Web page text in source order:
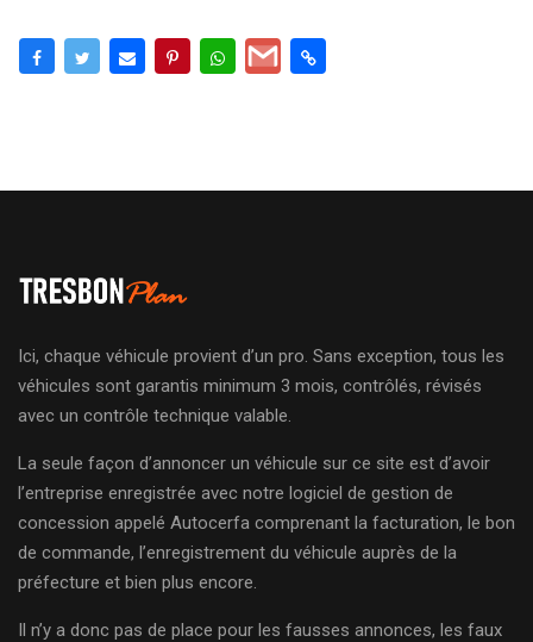
Ici, chaque véhicule provient d’un pro. Sans exception, tous les
véhicules sont garantis minimum 3 mois, contrôlés, révisés
avec un contrôle technique valable.
La seule façon d’annoncer un véhicule sur ce site est d’avoir
l’entreprise enregistrée avec notre logiciel de gestion de
concession appelé Autocerfa comprenant la facturation, le bon
de commande, l’enregistrement du véhicule auprès de la
préfecture et bien plus encore.
Il n’y a donc pas de place pour les fausses annonces, les faux